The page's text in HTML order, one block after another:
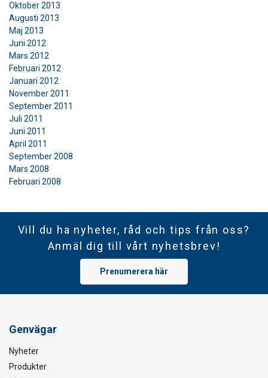
Oktober 2013
Augusti 2013
Maj 2013
Juni 2012
Mars 2012
Februari 2012
Januari 2012
November 2011
September 2011
Juli 2011
Juni 2011
April 2011
September 2008
Mars 2008
Februari 2008
Vill du ha nyheter, råd och tips från oss?
Anmäl dig till vårt nyhetsbrev!
Prenumerera här
Genvägar
Nyheter
Produkter